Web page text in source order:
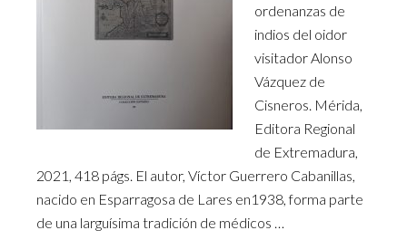
ordenanzas de
indios del oidor
visitador Alonso
Vázquez de
Cisneros. Mérida,
Editora Regional
de Extremadura,
2021, 418 págs. El autor, Víctor Guerrero Cabanillas,
nacido en Esparragosa de Lares en1938, forma parte
de una larguísima tradición de médicos …